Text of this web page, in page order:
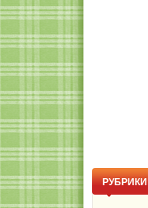
РУБРИКИ